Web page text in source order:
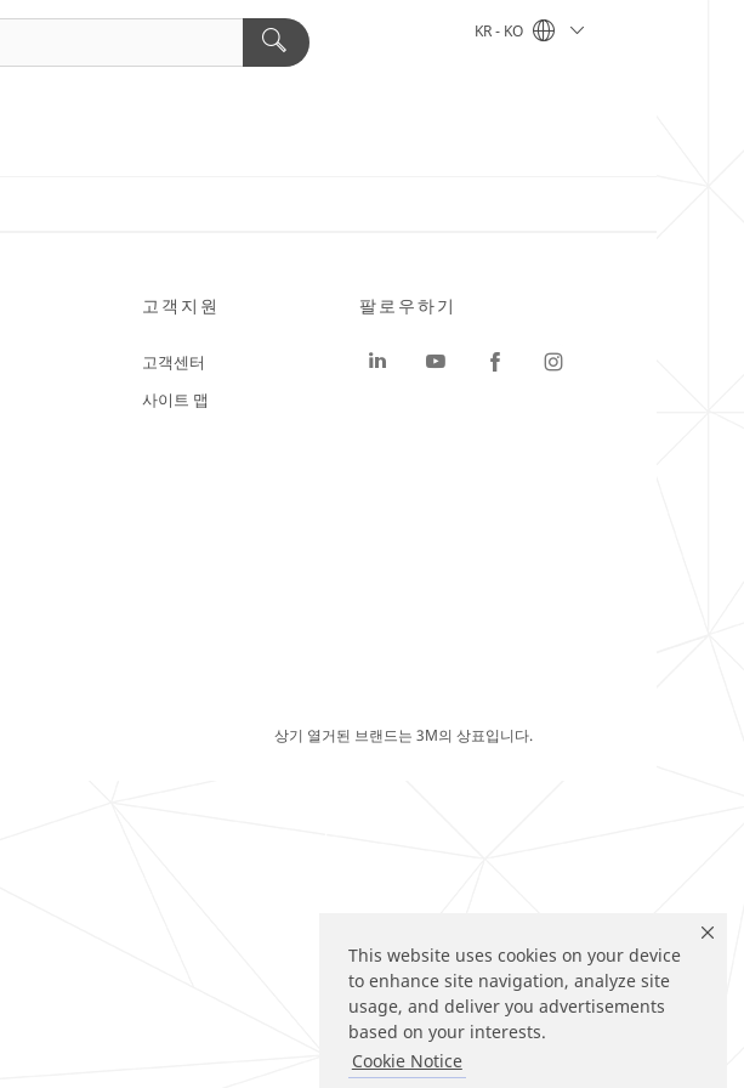
This website uses cookies on your device
to enhance site navigation, analyze site
usage, and deliver you advertisements
based on your interests.
Cookie Notice
KR - KO
고객지원
고객센터
사이트 맵
팔로우하기
상기 열거된 브랜드는 3M의 상표입니다.